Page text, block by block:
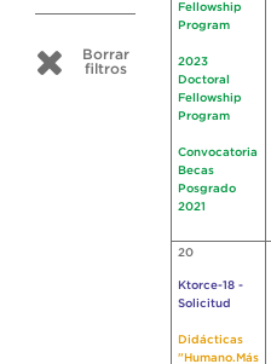
Borrar
filtros
Fellowship
Program
2023
Doctoral
Fellowship
Program
Convocatoria
Becas
Posgrado
2021
20
Ktorce-18 -
Solicitud
Didácticas
"Humano.Más